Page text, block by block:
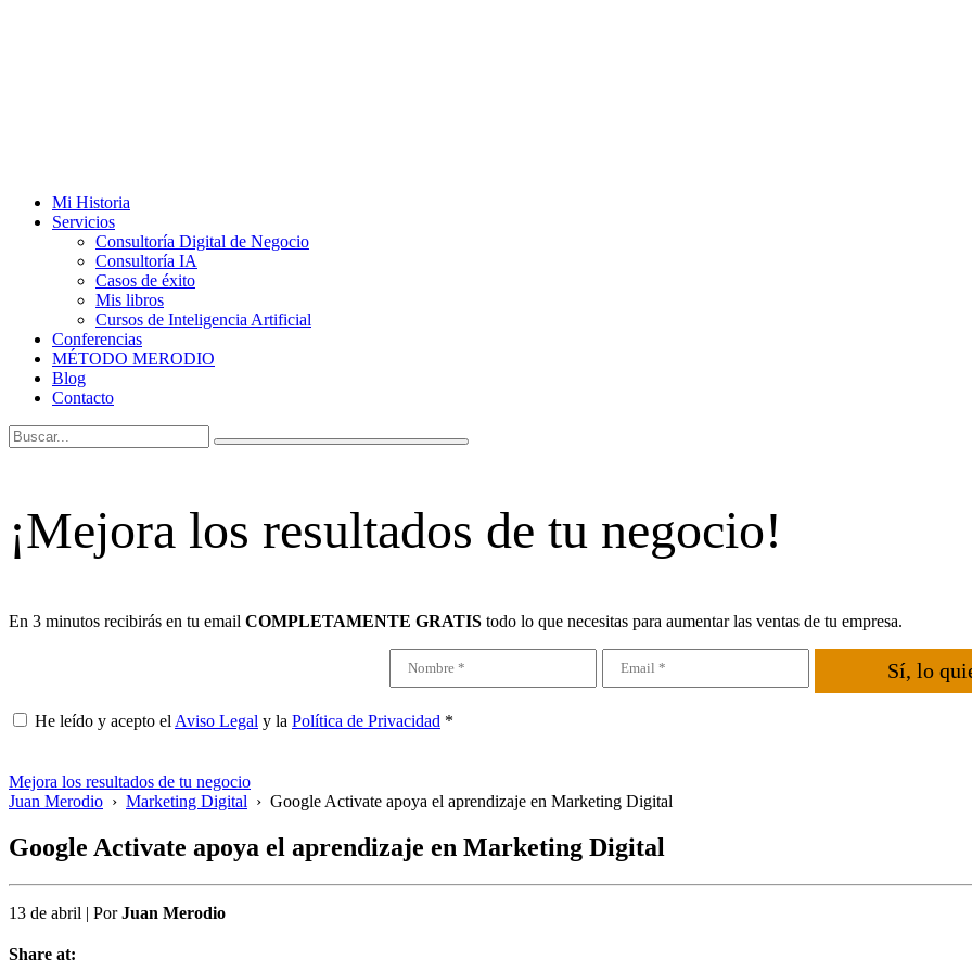
Mi Historia
Servicios
Consultoría Digital de Negocio
Consultoría IA
Casos de éxito
Mis libros
Cursos de Inteligencia Artificial
Conferencias
MÉTODO MERODIO
Blog
Contacto
¡Mejora los resultados de tu negocio!
En 3 minutos recibirás en tu email COMPLETAMENTE GRATIS todo lo que necesitas para aumentar las ventas de tu empresa.
Sí, lo
He leído y acepto el Aviso Legal y la Política de Privacidad *
Mejora los resultados de tu negocio
Juan Merodio › Marketing Digital › Google Activate apoya el aprendizaje en Marketing Digital
Google Activate apoya el aprendizaje en Marketing Digital
13 de abril | PorJuan Merodio
Share at: